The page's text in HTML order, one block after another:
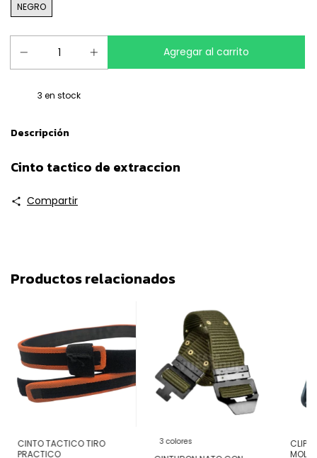
NEGRO
3 en stock
Descripción
Cinto tactico de extraccion
Compartir
Productos relacionados
CINTO TACTICO TIRO
PRACTICO
3 colores
CLIP
MOLLE